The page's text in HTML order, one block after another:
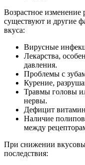
Возрастное изменение
существуют и другие
вкуса:
Вирусные
Лекарства,
давления.
Проблемы с
Курение,
Травмы головы
нервы.
Дефицит
Наличие
между
При снижении
последствия: